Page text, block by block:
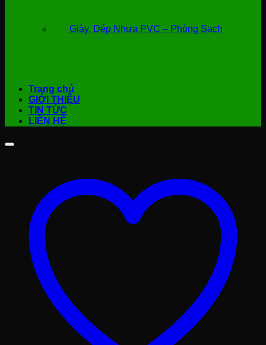
Giày, Dép Nhựa PVC – Phòng Sạch
Trang chủ
GIỚI THIỆU
TIN TỨC
LIÊN HỆ